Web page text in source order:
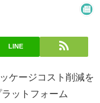
LINE
ケージコスト削減を
ットフォーム